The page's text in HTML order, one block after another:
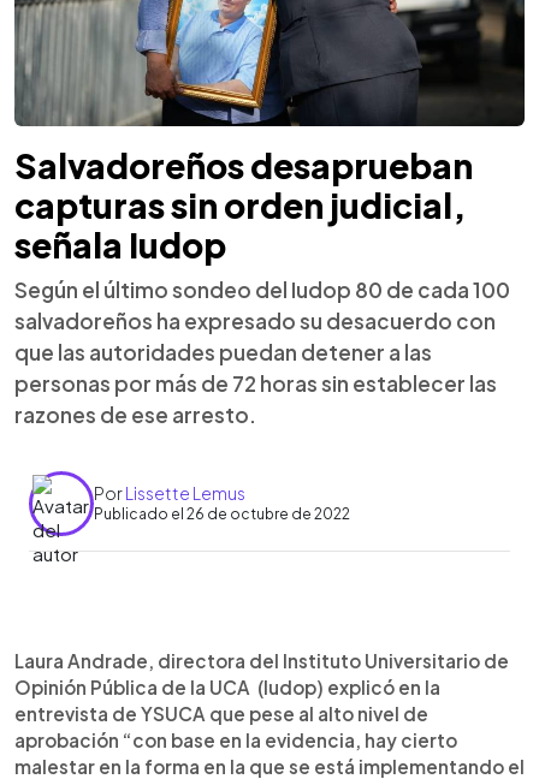
Salvadoreños desaprueban
capturas sin orden judicial,
señala Iudop
Según el último sondeo del Iudop 80 de cada 100
salvadoreños ha expresado su desacuerdo con
que las autoridades puedan detener a las
personas por más de 72 horas sin establecer las
razones de ese arresto.
PorLissette Lemus
Publicado el 26 de octubre de 2022
► Escuchar artículo
Laura Andrade, directora del Instituto Universitario de
Opinión Pública de la UCA (Iudop) explicó en la
entrevista de YSUCA que pese al alto nivel de
aprobación “con base en la evidencia, hay cierto
malestar en la forma en la que se está implementando el